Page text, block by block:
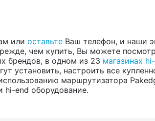
или оставьте Ваш телефон, и наши
чем купить, Вы можете
брендов, в одном из 23 магазинах
установить, настроить все
маршрутизатора
hi-end оборудование.